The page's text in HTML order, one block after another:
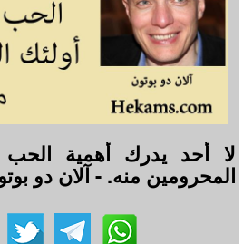
لا أحد يدرك أهمية
المحرومين منه. - آلان دو